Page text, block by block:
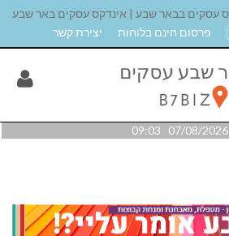
עסקים בבאר שבע | אינדקס עסקים באר שבע
פרסום חינם בלוחות יצירת קשר
07/08/2026 09:03